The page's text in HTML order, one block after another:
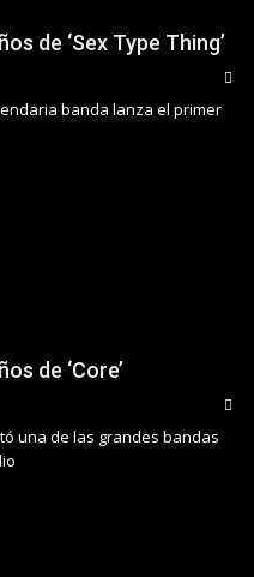
de ‘Sex Type Thing’
banda lanza el primer
de ‘Core’
una de las grandes bandas